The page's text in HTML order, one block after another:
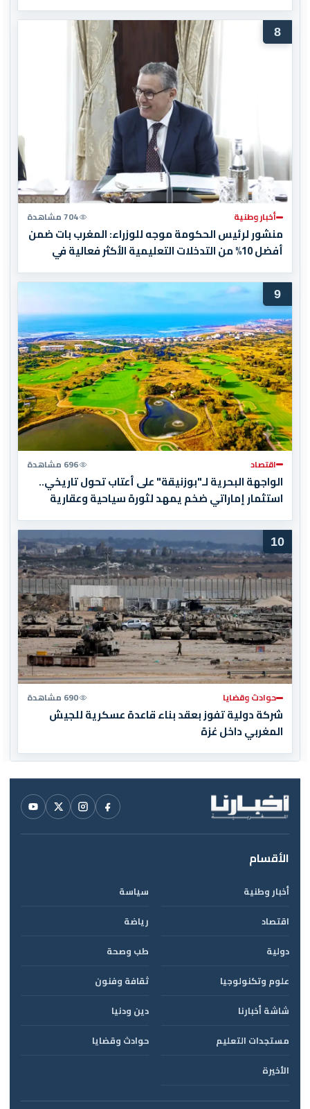
8
أخبار وطنية 704 مشاهدة
منشور لرئيس الحكومة موجه للوزراء: المغرب بات ضمن
أفضل 10% من التدخلات التعليمية الأكثر فعالية في
العالم
9
اقتصاد 696 مشاهدة
الواجهة البحرية لـ"بوزنيقة" على أعتاب تحول تاريخي..
استثمار إماراتي ضخم يمهد لثورة سياحية وعقارية
10
حوادث وقضايا 690 مشاهدة
شركة دولية تفوز بعقد بناء قاعدة عسكرية للجيش
المغربي داخل غزة
الأقسام
أخبار وطنية
سياسة
اقتصاد
رياضة
دولية
طب وصحة
علوم وتكنولوجيا
ثقافة وفنون
شاشة أخبارنا
دين ودنيا
مستجدات التعليم
حوادث وقضايا
الأخيرة